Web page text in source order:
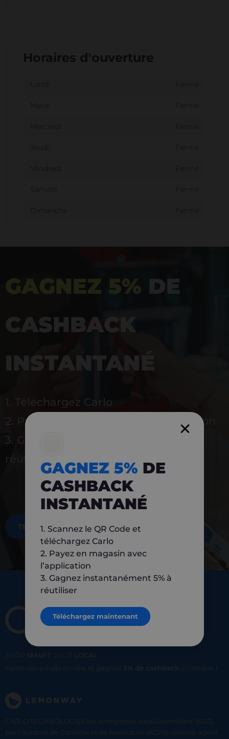
Horaires d'ouverture
GAGNEZ 5% DE
CASHBACK
INSTANTANÉ
1. Téléchargez Carlo
2. Payez en magasin avec l’application
3. Gagnez instantanément 5 % à
réutiliser
TÉLÉCHARGEZ MAINTENANT
SHOP SMART SHOP
LOCAL
Faites vos achats en ville et gagnez 5% de cashback immediat !
CARLO TECHNOLOGIES est enregistrée sous l'identifiant 95922
par l’Autorité de Contrôle et de Résolution (ACPR) comme agent
GAGNEZ 5% DE
CASHBACK
INSTANTANÉ
1. Scannez le QR Code et
téléchargez Carlo
2. Payez en magasin avec
l’application
3. Gagnez instantanément 5% à
réutiliser
Téléchargez maintenant